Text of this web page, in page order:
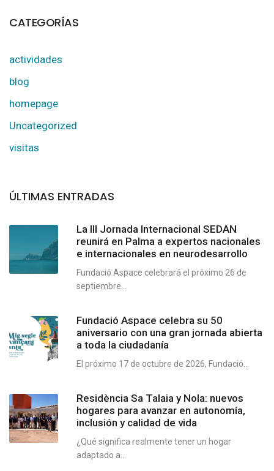
CATEGORÍAS
actividades
blog
homepage
Uncategorized
visitas
ÚLTIMAS ENTRADAS
La III Jornada Internacional SEDAN
reunirá en Palma a expertos nacionales
e internacionales en neurodesarrollo
Fundació Aspace celebrará el próximo 26 de
septiembre...
Fundació Aspace celebra su 50
aniversario con una gran jornada abierta
a toda la ciudadanía
El próximo 17 de octubre de 2026, Fundació...
Residència Sa Talaia y Nola: nuevos
hogares para avanzar en autonomía,
inclusión y calidad de vida
¿Qué significa realmente tener un hogar
adaptado a...